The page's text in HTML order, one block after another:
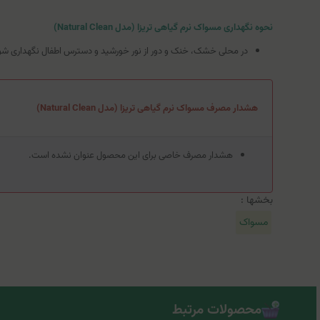
نحوه نگهداری مسواک نرم گیاهی تریزا (مدل Natural Clean)
در محلی خشک، خنک و دور از نور خورشید و دسترس اطفال نگهداری
هشدار مصرف مسواک نرم گیاهی تریزا (مدل Natural Clean)
هشدار مصرف خاصی برای این محصول عنوان نشده است.
بخشها :
مسواک
محصولات مرتبط